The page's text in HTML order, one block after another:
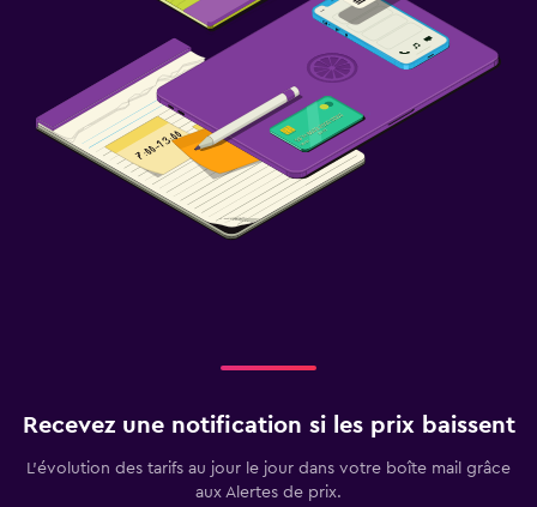
Recevez une notification si les prix baissent
L’évolution des tarifs au jour le jour dans votre boîte mail grâce
aux Alertes de prix.